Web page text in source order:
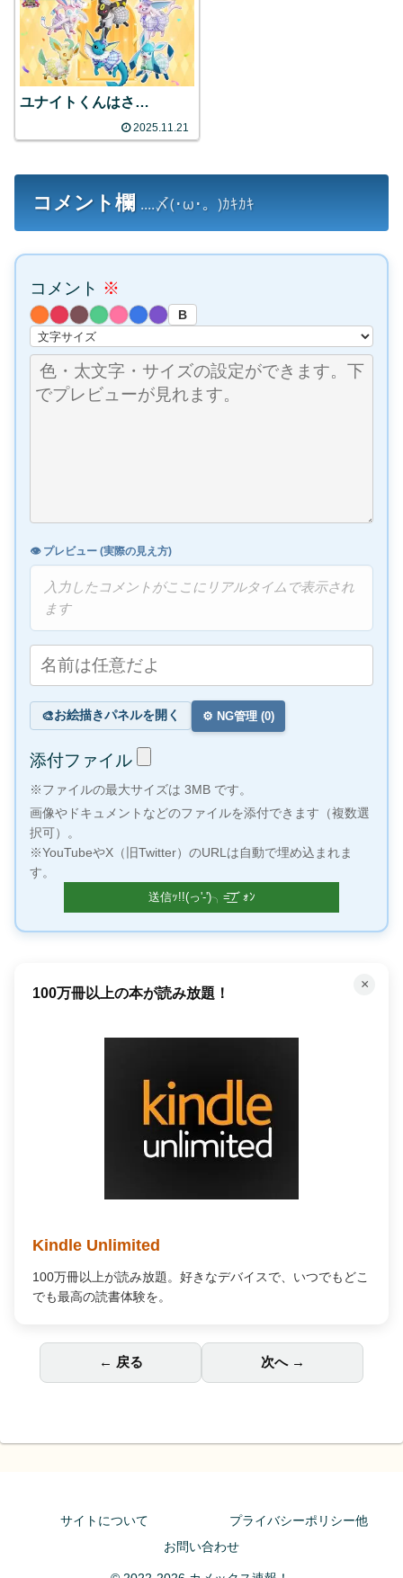
ユナイトくんはさ…
2025.11.21
コメント欄 ....〆(･ω･。)ｶｷｶｷ
コメント ※
B
👁️ プレビュー (実際の見え方)
入力したコメントがここにリアルタイムで表示され
ます
🎨お絵描きパネルを開く ⚙️ NG管理 (0)
添付ファイル
※ファイルの最大サイズは 3MB です。
画像やドキュメントなどのファイルを添付できます（複数選
択可）。
※YouTubeやX（旧Twitter）のURLは自動で埋め込まれま
す。
×
100万冊以上の本が読み放題！
Kindle Unlimited
100万冊以上が読み放題。好きなデバイスで、いつでもどこ
でも最高の読書体験を。
← 戻る 次へ →
サイトについて
プライバシーポリシー他
お問い合わせ